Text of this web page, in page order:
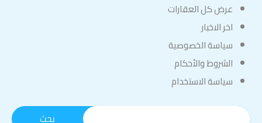
عرض كل العقارات
اخر الاخبار
سياسة الخصوصية
الشروط والأحكام
سياسة الاستخدام